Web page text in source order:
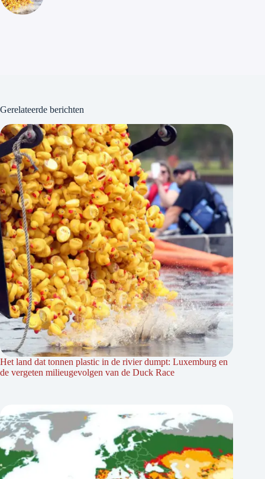
Gerelateerde berichten
Het land dat tonnen plastic in de rivier dumpt: Luxemburg en
de vergeten milieugevolgen van de Duck Race